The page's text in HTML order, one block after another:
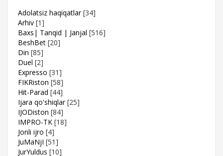
Adolatsiz haqiqatlar [34]
Arhiv [1]
Baxs| Tanqid | Janjal [516]
BeshBet [20]
Din [85]
Duel [2]
Expresso [31]
FIKRiston [58]
Hit-Parad [44]
Ijara qo'shiqlar [25]
IJODiston [84]
IMPRO-TK [18]
Jonli ijro [4]
JuMaNjI [51]
JurYuldus [10]